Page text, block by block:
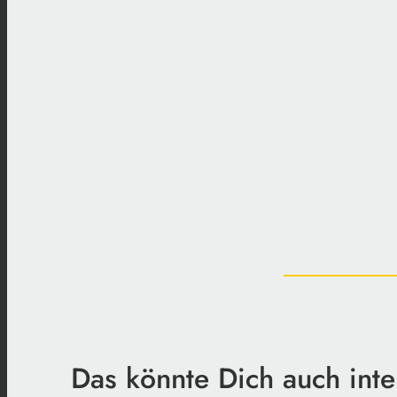
Das könnte Dich auch